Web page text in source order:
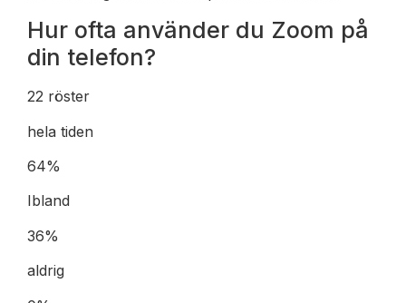
Hur ofta använder du Zoom på
din telefon?
22 röster
hela tiden
64%
Ibland
36%
aldrig